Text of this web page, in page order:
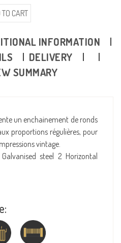
CART
INFORMATION
DELIVERY
SUMMARY
un enchainement de ronds
proportions régulières, pour
vintage.
steel 2 Horizontal